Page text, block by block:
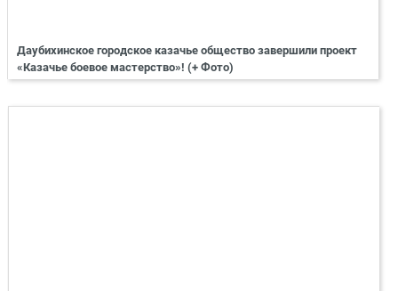
Даубихинское городское казачье общество завершили проект
«Казачье боевое мастерство»! (+ Фото)